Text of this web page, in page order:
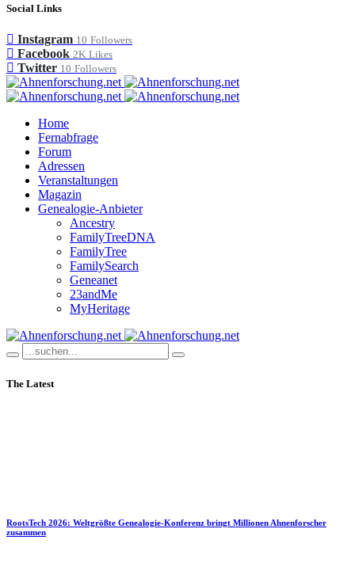
Social Links
Instagram 10 Followers
Facebook 2K Likes
Twitter 10 Followers
Home
Fernabfrage
Forum
Adressen
Veranstaltungen
Magazin
Genealogie-Anbieter
Ancestry
FamilyTreeDNA
FamilyTree
FamilySearch
Geneanet
23andMe
MyHeritage
The Latest
RootsTech 2026: Weltgrößte Genealogie-Konferenz bringt Millionen Ahnenforscher
zusammen